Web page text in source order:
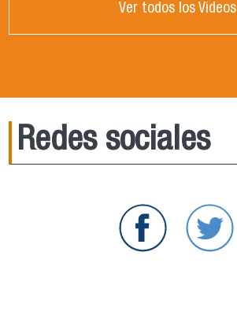
Ver todos los Videos
Redes sociales